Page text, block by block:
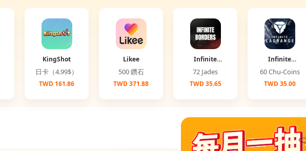
KingShot
日卡（4.99$）
TWD 161.86
Likee
500 鑽石
TWD 371.88
Infinite
Borders
72 Jades
TWD 35.65
Infinite
Lagrange
60 Chu-Coins
TWD 35.00